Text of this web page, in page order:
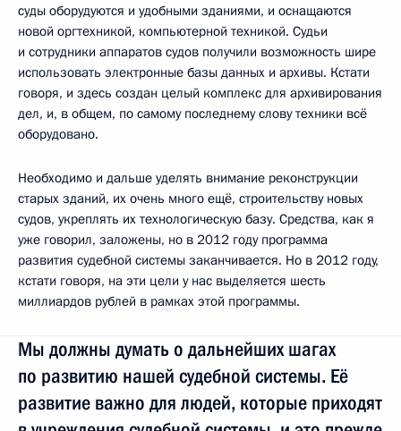
суды оборудуются и удобными зданиями, и оснащаются
новой оргтехникой, компьютерной техникой. Судьи
и сотрудники аппаратов судов получили возможность шире
использовать электронные базы данных и архивы. Кстати
говоря, и здесь создан целый комплекс для архивирования
дел, и, в общем, по самому последнему слову техники всё
оборудовано.
Необходимо и дальше уделять внимание реконструкции
старых зданий, их очень много ещё, строительству новых
судов, укреплять их технологическую базу. Средства, как я
уже говорил, заложены, но в 2012 году программа
развития судебной системы заканчивается. Но в 2012 году,
кстати говоря, на эти цели у нас выделяется шесть
миллиардов рублей в рамках этой программы.
Мы должны думать о дальнейших шагах
по развитию нашей судебной системы. Её
развитие важно для людей, которые приходят